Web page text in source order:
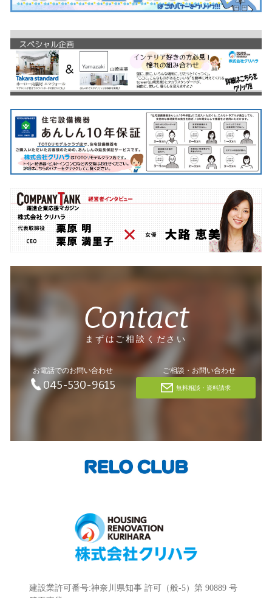
Contact
まずはご相談ください
お電話でのお問い合わせ
045-530-9615
ご相談・お問い合わせ
無料相談・資料請求
建設業許可番号:神奈川県知事 許可（般-5）第 90889 号